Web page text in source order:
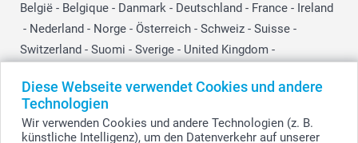
Diese Webseite verwendet Cookies und andere
Technologien
Wir verwenden Cookies und andere Technologien (z. B.
künstliche Intelligenz), um den Datenverkehr auf unserer
België - Belgique - Danmark - Deutschland - France - Ireland
- Nederland - Norge - Österreich - Schweiz - Suisse -
Switzerland - Suomi - Sverige - United Kingdom -
Other Countries
Alle Preise verstehen sich in EURO (€) inkl. MwSt. und zzgl. Versandkosten.